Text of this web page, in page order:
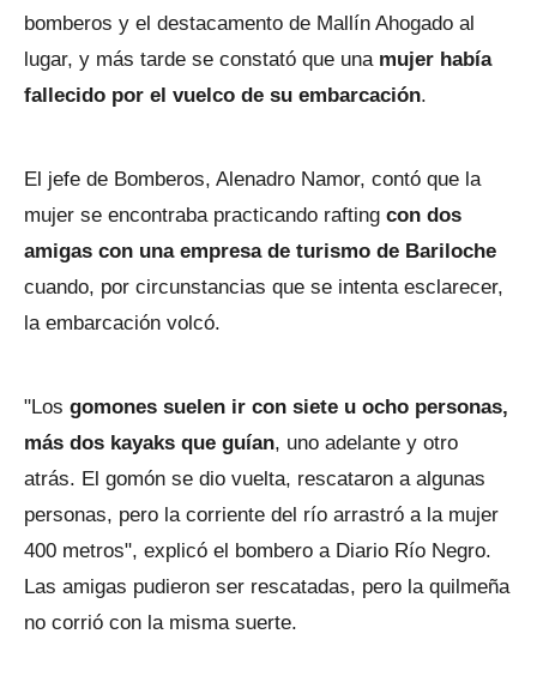
bomberos y el destacamento de Mallín Ahogado al
lugar, y más tarde se constató que una mujer había
fallecido por el vuelco de su embarcación.
El jefe de Bomberos, Alenadro Namor, contó que la
mujer se encontraba practicando rafting con dos
amigas con una empresa de turismo de Bariloche
cuando, por circunstancias que se intenta esclarecer,
la embarcación volcó.
"Los gomones suelen ir con siete u ocho personas,
más dos kayaks que guían, uno adelante y otro
atrás. El gomón se dio vuelta, rescataron a algunas
personas, pero la corriente del río arrastró a la mujer
400 metros", explicó el bombero a Diario Río Negro.
Las amigas pudieron ser rescatadas, pero la quilmeña
no corrió con la misma suerte.